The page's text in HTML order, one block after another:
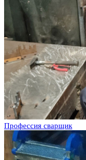
Профессия сварщик